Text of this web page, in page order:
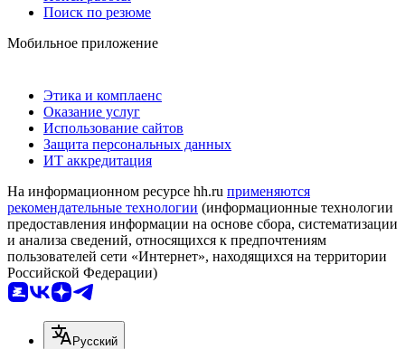
Поиск по резюме
Мобильное приложение
Этика и комплаенс
Оказание услуг
Использование сайтов
Защита персональных данных
ИТ аккредитация
На информационном ресурсе hh.ru применяются
рекомендательные технологии (информационные технологии
предоставления информации на основе сбора, систематизации
и анализа сведений, относящихся к предпочтениям
пользователей сети «Интернет», находящихся на территории
Российской Федерации)
Русский